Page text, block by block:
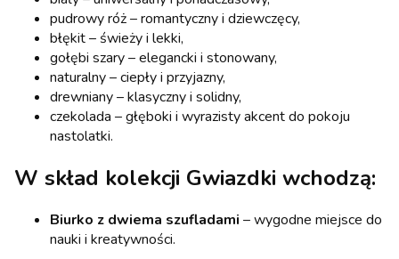
pudrowy róż – romantyczny i dziewczęcy,
błękit – świeży i lekki,
gołębi szary – elegancki i stonowany,
naturalny – ciepły i przyjazny,
drewniany – klasyczny i solidny,
czekolada – głęboki i wyrazisty akcent do pokoju
nastolatki.
W skład kolekcji Gwiazdki wchodzą:
Biurko z dwiema szufladami – wygodne miejsce do
nauki i kreatywności.